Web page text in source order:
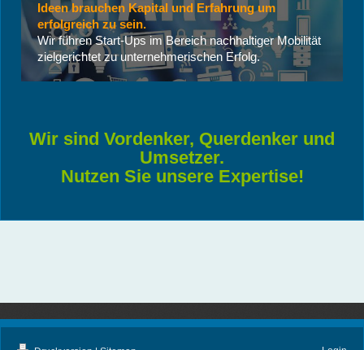
Ideen brauchen Kapital und Erfahrung um
erfolgreich zu sein.
Wir führen Start-Ups im Bereich nachhaltiger Mobilität
zielgerichtet zu unternehmerischen Erfolg.
Wir sind Vordenker, Querdenker und
Umsetzer.
Nutzen Sie unsere Expertise!